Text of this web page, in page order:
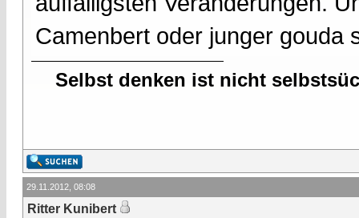
Camenbert oder junger gouda
Selbst denken ist nicht
29.11.2012, 08:08
Ritter Kunibert